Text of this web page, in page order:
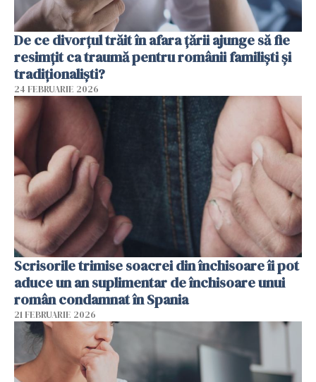
De ce divorțul trăit în afara țării ajunge să fie
resimțit ca traumă pentru românii familiști și
tradiționaliști?
24 FEBRUARIE 2026
Scrisorile trimise soacrei din închisoare îi pot
aduce un an suplimentar de închisoare unui
român condamnat în Spania
21 FEBRUARIE 2026